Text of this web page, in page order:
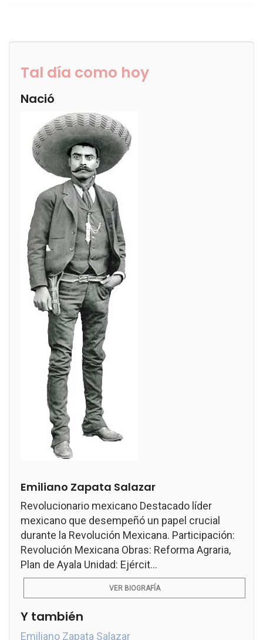
Tal día como hoy
Nació
Emiliano Zapata Salazar
Revolucionario mexicano Destacado líder
mexicano que desempeñó un papel crucial
durante la Revolución Mexicana. Participación:
Revolución Mexicana Obras: Reforma Agraria,
Plan de Ayala Unidad: Ejércit...
VER BIOGRAFÍA
Y también
Emiliano Zapata Salazar